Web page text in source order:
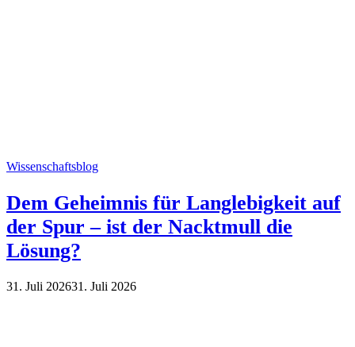
Wissenschaftsblog
Dem Geheimnis für Langlebigkeit auf
der Spur – ist der Nacktmull die
Lösung?
31. Juli 202631. Juli 2026